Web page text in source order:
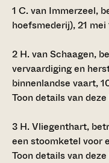
1 C. van Immerzeel,
hoefsmederij), 21 mei
2 H. van Schaagen,
vervaardiging en
binnenlandse vaart,
Toon details van
3 H. Vliegenthart,
een stoomketel voor
Toon details van